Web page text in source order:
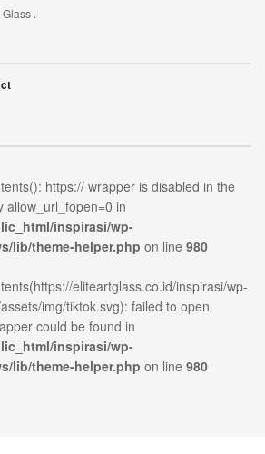
.
https:// wrapper is disabled in the
allow_url_fopen=0 in
inspirasi/wp-
lib/theme-helper.php on line 980
eliteartglass.co.id/inspirasi/wp-
img/tiktok.svg): failed to open
could be found in
inspirasi/wp-
lib/theme-helper.php on line 980
on 980Warning: